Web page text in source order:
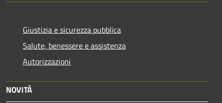
Giustizia e sicurezza pubblica
Salute, benessere e assistenza
Autorizzazioni
NOVITÀ